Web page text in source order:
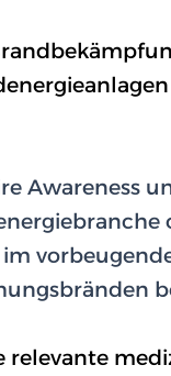
Awareness